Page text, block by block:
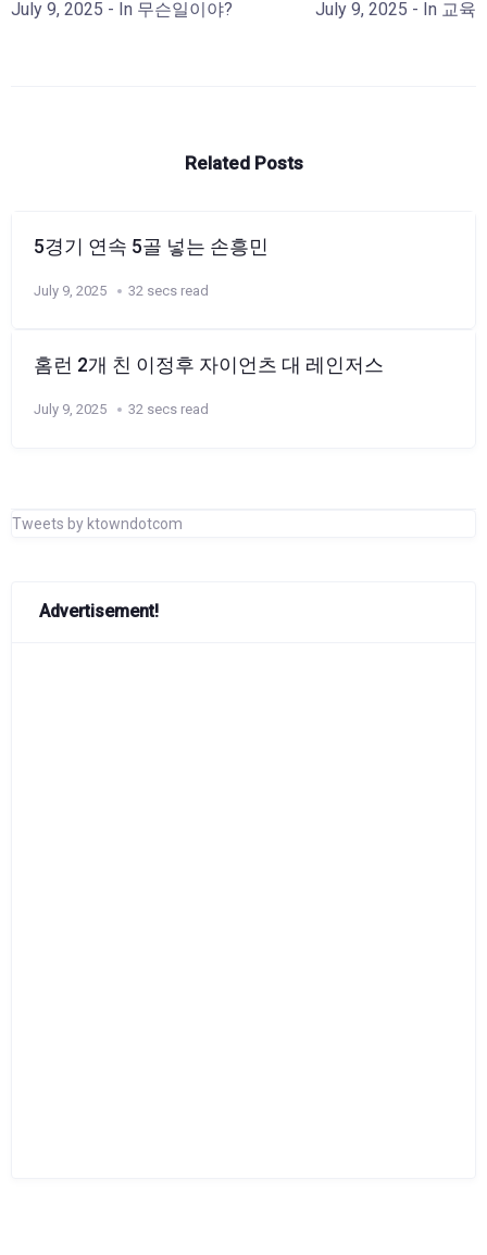
July 9, 2025 - In 무슨일이야? July 9, 2025 - In 교육
Related Posts
5경기 연속 5골 넣는 손흥민
July 9, 2025 32 secs read
홈런 2개 친 이정후 자이언츠 대 레인저스
July 9, 2025 32 secs read
Tweets by ktowndotcom
Advertisement!